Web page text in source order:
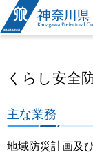
神奈川県
くらし安全
主な業務
地域防災計画及